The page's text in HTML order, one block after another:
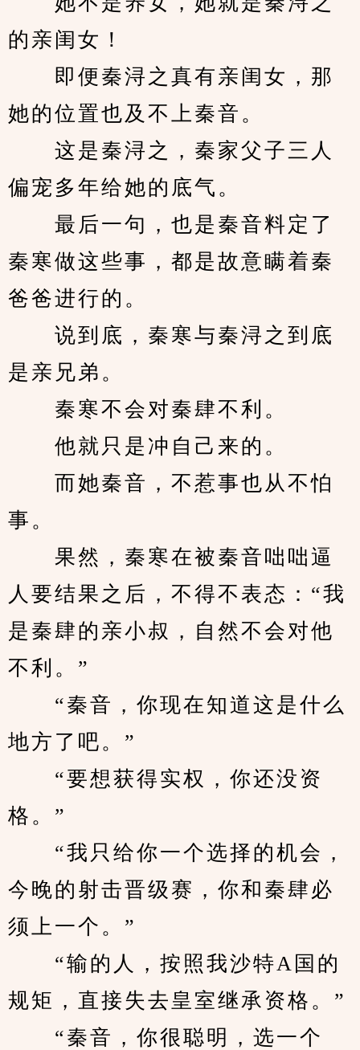
的亲闺女！
即便秦浔之真有亲闺女，那
她的位置也及不上秦音。
这是秦浔之，秦家父子三人
偏宠多年给她的底气。
最后一句，也是秦音料定了
秦寒做这些事，都是故意瞒着秦
爸爸进行的。
说到底，秦寒与秦浔之到底
是亲兄弟。
秦寒不会对秦肆不利。
他就只是冲自己来的。
而她秦音，不惹事也从不怕
事。
果然，秦寒在被秦音咄咄逼
人要结果之后，不得不表态：“我
是秦肆的亲小叔，自然不会对他
不利。”
“秦音，你现在知道这是什么
地方了吧。”
“要想获得实权，你还没资
格。”
“我只给你一个选择的机会，
今晚的射击晋级赛，你和秦肆必
须上一个。”
“输的人，按照我沙特A国的
规矩，直接失去皇室继承资格。”
“秦音，你很聪明，选一个